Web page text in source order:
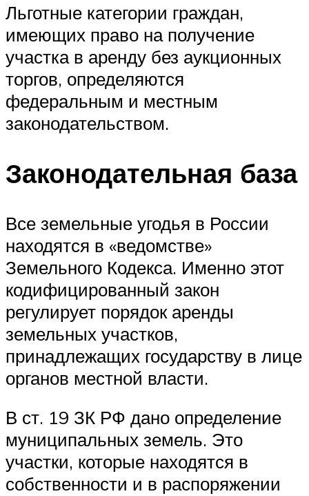
Льготные категории граждан,
имеющих право на получение
участка в аренду без аукционных
торгов, определяются
федеральным и местным
законодательством.
Законодательная база
Все земельные угодья в России
находятся в «ведомстве»
Земельного Кодекса. Именно этот
кодифицированный закон
регулирует порядок аренды
земельных участков,
принадлежащих государству в лице
органов местной власти.
В ст. 19 ЗК РФ дано определение
муниципальных земель. Это
участки, которые находятся в
собственности и в распоряжении